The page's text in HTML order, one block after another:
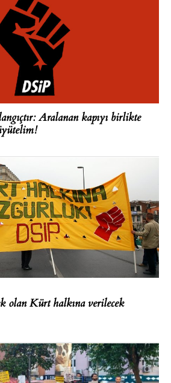
Aralanan kapıyı birlikte
olan Kürt halkına verilecek